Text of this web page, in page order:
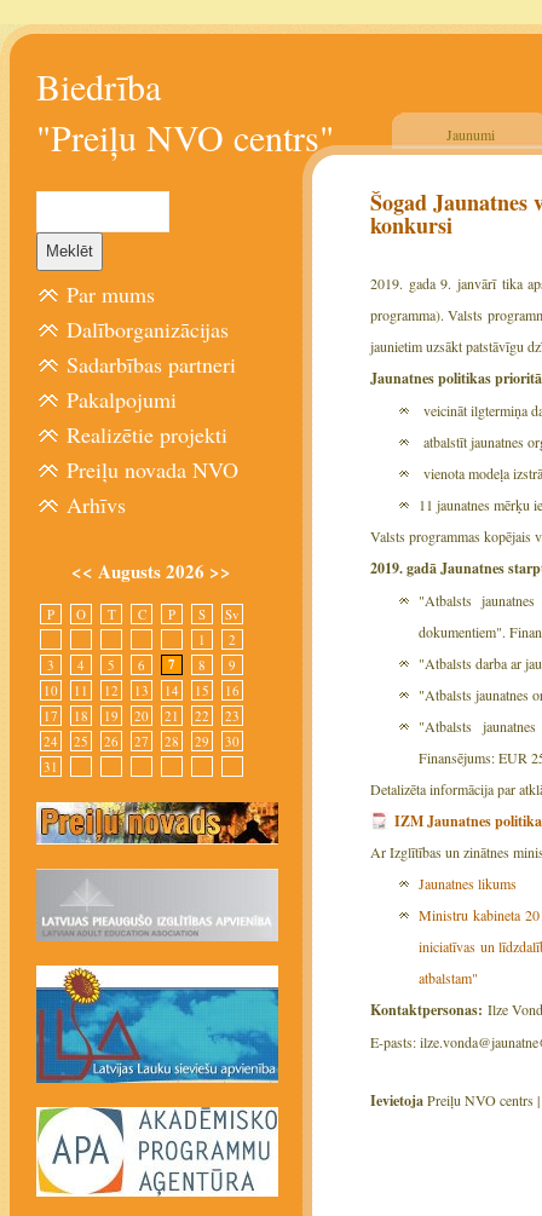
Biedrība
"Preiļu NVO centrs"
Jaunumi
Šogad
konkursi
2019. gada 9. janvārī tika
programma). Valsts
jaunietim uzsākt patstāvīgu
Jaunatnes politikas
veicināt ilgtermiņa
atbalstīt jaunatnes
vienota modeļa
11 jaunatnes mērķu
Valsts programmas kopējais
2019. gadā Jaunatnes
"Atbalsts
dokumentiem".
"Atbalsts darba ar
"Atbalsts jaunatnes
"Atbalsts
Finansējums: EUR
Detalizēta informācija par
IZM Jaunatnes
Ar Izglītības un zinātnes
Jaunatnes likums
Ministru kabineta
iniciatīvas un
atbalstam"
Kontaktpersonas: Ilze
E-pasts:
IevietojaPreiļu NVO centrs |
Par mums
Dalīborganizācijas
Sadarbības partneri
Pakalpojumi
Realizētie projekti
Preiļu novada NVO
Arhīvs
<< Augusts 2026 >>
P O T C P S
Sv
1
2
3
4 5 6 7 8
9
10
11 12 13 14 15
16
17
18 19 20 21 22
23
24
25 26 27 28 29
30
31